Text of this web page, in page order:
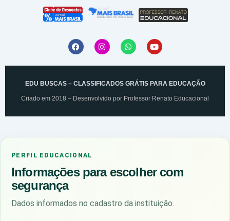
EDU BUSCAS – CLASSIFICADOS GRÁTIS PARA EDUCAÇÃO
Criado em 2018 – Desenvolvido por Professor Renato Educacional
PERFIL EDUCACIONAL
Informações para escolher com
segurança
Dados informados no cadastro da instituição.